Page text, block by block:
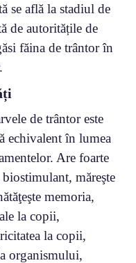
se află la stadiul de
de autoritățile de
făina de trântor în
de trântor este
echivalent în lumea
Are foarte
măreşte
memoria,
la copii,
la copii,
organismului,